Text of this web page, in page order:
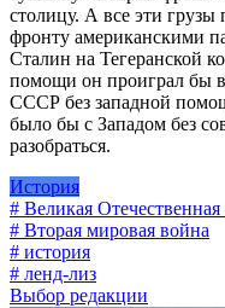
столицу. А все эти
фронту американскими
Сталин на Тегеранской
помощи он проиграл бы
СССР без западной
было бы с Западом без
разобраться.
История
# Великая
# Вторая мировая война
# история
# ленд-лиз
Выбор редакции